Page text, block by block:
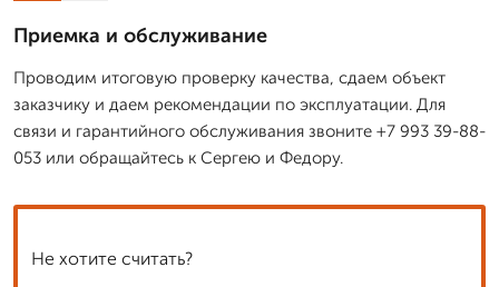
Приемка и обслуживание
Проводим итоговую проверку качества, сдаем объект
заказчику и даем рекомендации по эксплуатации. Для
связи и гарантийного обслуживания звоните +7 993 39-88-
053 или обращайтесь к Сергею и Федору.
Не хотите считать?